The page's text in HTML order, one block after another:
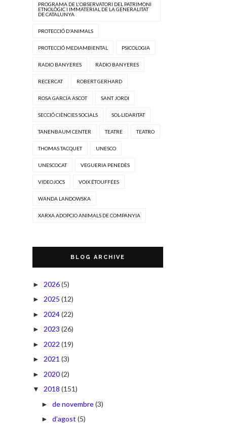
PROGRAMA DE L'OBSERVATORI DEL PATRIMONI
ETNOLÒGIC I IMMATERIAL DE LA GENERALITAT
DE CATALUNYA
PROTECCIÓ D'ANIMALS
PROTECCIÓ MEDIAMBIENTAL PSICOLOGIA
RADIO BANYERES RÀDIO BANYERES
RECERCAT ROBERT GERHARD
ROSA GARCÍA ASCOT SANT JORDI
SECCIÓ CIÈNCIES SOCIALS SOL·LIDARITAT
TANENBAUM CENTER TEATRE TEATRO
THOMAS TACQUET UNESCO
UNESCOCAT VEGUERIA PENEDÈS
VIDEOJOCS VOIX ÉTOUFFÉES
WANDA LANDOWSKA
XARXA ADOPCIO ANIMALS DE COMPANYIA
BLOG ARCHIVE
► 2026(5)
► 2025 (12)
► 2024(22)
► 2023 (26)
► 2022 (19)
► 2021 (3)
► 2020(2)
▼ 2018 (151)
► de novembre(3)
► d’agost (5)